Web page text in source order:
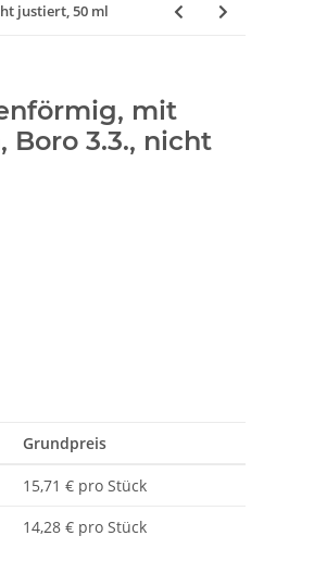
justiert, 50 ml
mit
Boro 3.3., nicht
Grundpreis
15,71 € pro Stück
14,28 € pro Stück